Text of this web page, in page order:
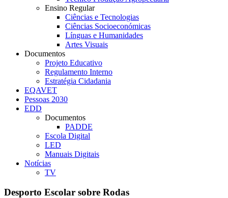
Ensino Regular
Ciências e Tecnologias
Ciências Socioeconómicas
Línguas e Humanidades
Artes Visuais
Documentos
Projeto Educativo
Regulamento Interno
Estratégia Cidadania
EQAVET
Pessoas 2030
EDD
Documentos
PADDE
Escola Digital
LED
Manuais Digitais
Notícias
TV
Desporto Escolar sobre Rodas